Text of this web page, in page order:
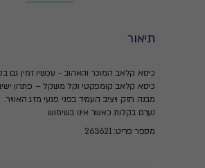
תיאור
כיסא קלאב המוכר והאהוב - עכשיו זמין גם בסט
כיסא קלאב קומפקטי וקל משקל – פתרון
מבנה חזק ויציב העמיד בפני פגעי מזג האוויר.
נערם בקלות כאשר אינו בשימוש
מספר פריט: 263621